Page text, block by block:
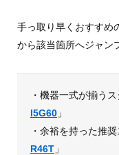
手っ取り早くおすすめ
から該当箇所へジャン
・機器一式が揃う
I5G60」
・余裕を持った推
R46T」